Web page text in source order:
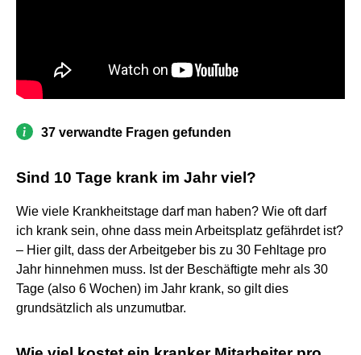
37 verwandte Fragen gefunden
Sind 10 Tage krank im Jahr viel?
Wie viele Krankheitstage darf man haben? Wie oft darf
ich krank sein, ohne dass mein Arbeitsplatz gefährdet ist?
– Hier gilt, dass der Arbeitgeber bis zu 30 Fehltage pro
Jahr hinnehmen muss. Ist der Beschäftigte mehr als 30
Tage (also 6 Wochen) im Jahr krank, so gilt dies
grundsätzlich als unzumutbar.